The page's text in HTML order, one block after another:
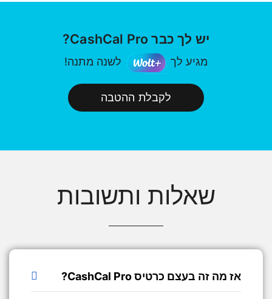
יש לך כבר CashCal Pro?
מגיע לך לשנה מתנה!
לקבלת ההטבה
שאלות ותשובות
אז מה זה בעצם כרטיס CashCal Pro?